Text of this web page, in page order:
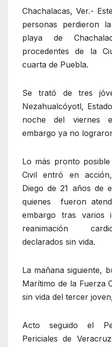
Chachalacas, Ver.-
personas perdieron
playa de
procedentes de la
cuarta de Puebla.
Se trató de tres
Nezahualcóyotl,
noche del viernes
embargo ya no
Lo más pronto
Civil entró en
Diego de 21 años de
quienes fueron
embargo tras varios
reanimación
declarados sin vida.
La mañana siguiente,
Marítimo de la Fuerza
sin vida del tercer
Acto seguido el
Periciales de